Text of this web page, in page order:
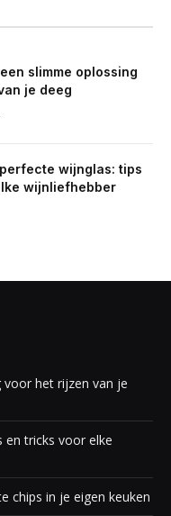
slimme oplossing
je deeg
wijnglas: tips
wijnliefhebber
voor het rijzen van je
en tricks voor elke
chips in je eigen keuken